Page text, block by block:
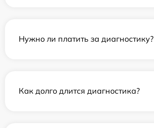
Нужно ли платить за диагностику?
Как долго длится диагностика?